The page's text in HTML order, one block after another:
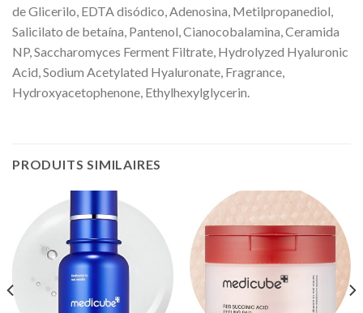
de Glicerilo, EDTA disódico, Adenosina, Metilpropanediol,
Salicilato de betaína, Pantenol, Cianocobalamina, Ceramida
NP, Saccharomyces Ferment Filtrate, Hydrolyzed Hyaluronic
Acid, Sodium Acetylated Hyaluronate, Fragrance,
Hydroxyacetophenone, Ethylhexylglycerin.
PRODUITS SIMILAIRES